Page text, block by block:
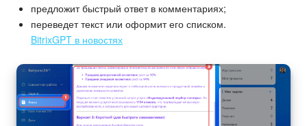
предложит быстрый ответ в комментариях;
переведет текст или оформит его списком.
BitrixGPT в новостях